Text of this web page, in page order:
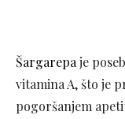
Šargarepa je
vitamina A, što je
pogoršanjem